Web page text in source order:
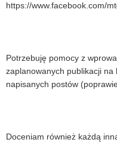
https://www.facebook.com/
Potrzebuję pomocy z
zaplanowanych publikacji
napisanych postów
Doceniam również każdą